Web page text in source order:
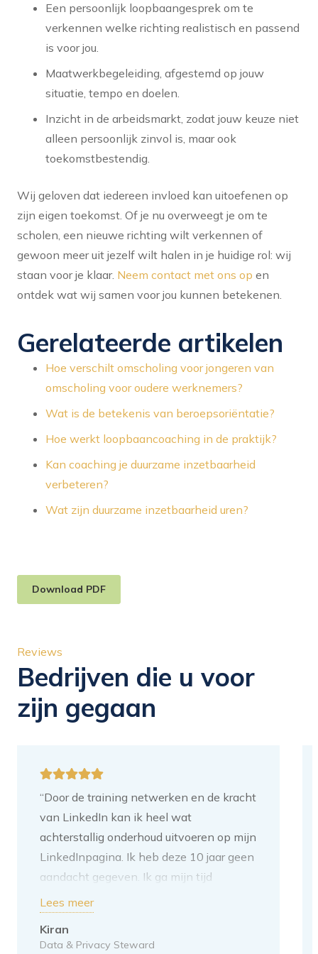
Een persoonlijk loopbaangesprek om te
verkennen welke richting realistisch en passend
is voor jou.
Maatwerkbegeleiding, afgestemd op jouw
situatie, tempo en doelen.
Inzicht in de arbeidsmarkt, zodat jouw keuze niet
alleen persoonlijk zinvol is, maar ook
toekomstbestendig.
Wij geloven dat iedereen invloed kan uitoefenen op
zijn eigen toekomst. Of je nu overweegt je om te
scholen, een nieuwe richting wilt verkennen of
gewoon meer uit jezelf wilt halen in je huidige rol: wij
staan voor je klaar. Neem contact met ons op en
ontdek wat wij samen voor jou kunnen betekenen.
Gerelateerde artikelen
Hoe verschilt omscholing voor jongeren van
omscholing voor oudere werknemers?
Wat is de betekenis van beroepsoriëntatie?
Hoe werkt loopbaancoaching in de praktijk?
Kan coaching je duurzame inzetbaarheid
verbeteren?
Wat zijn duurzame inzetbaarheid uren?
Download PDF
Reviews
Bedrijven die u voor
zijn gegaan
“Door de training netwerken en de kracht
van LinkedIn kan ik heel wat
achterstallig onderhoud uitvoeren op mijn
LinkedInpagina. Ik heb deze 10 jaar geen
aandacht gegeven. Ik ga mijn tijd
besteden aan het toevoegen van
content. Mijn volgende stap is om de tips
van jullie erop los te laten. Ik heb deze
Lees meer
Kiran
Data & Privacy Steward